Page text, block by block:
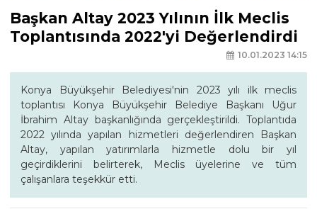
Başkan Altay 2023 Yılının İlk Meclis
Toplantısında 2022'yi Değerlendirdi
10.01.2023 14:15
Konya Büyükşehir Belediyesi'nin 2023 yılı ilk meclis
toplantısı Konya Büyükşehir Belediye Başkanı Uğur
İbrahim Altay başkanlığında gerçekleştirildi. Toplantıda
2022 yılında yapılan hizmetleri değerlendiren Başkan
Altay, yapılan yatırımlarla hizmetle dolu bir yıl
geçirdiklerini belirterek, Meclis üyelerine ve tüm
çalışanlara teşekkür etti.